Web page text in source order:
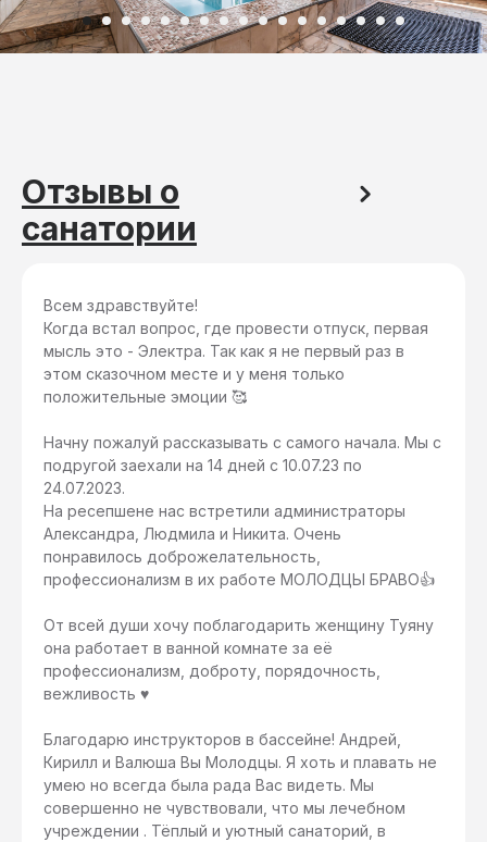
Отзывы о
санатории
Всем здравствуйте!
Когда встал вопрос, где провести отпуск, первая
мысль это - Электра. Так как я не первый раз в
этом сказочном месте и у меня только
положительные эмоции 🥰
Начну пожалуй рассказывать с самого начала. Мы с
подругой заехали на 14 дней с 10.07.23 по
24.07.2023.
На ресепшене нас встретили администраторы
Александра, Людмила и Никита. Очень
понравилось доброжелательность,
профессионализм в их работе МОЛОДЦЫ БРАВО👍
От всей души хочу поблагодарить женщину Туяну
она работает в ванной комнате за её
профессионализм, доброту, порядочность,
вежливость ♥️
Благодарю инструкторов в бассейне! Андрей,
Кирилл и Валюша Вы Молодцы. Я хоть и плавать не
умею но всегда была рада Вас видеть. Мы
совершенно не чувствовали, что мы лечебном
учреждении . Тёплый и уютный санаторий, в